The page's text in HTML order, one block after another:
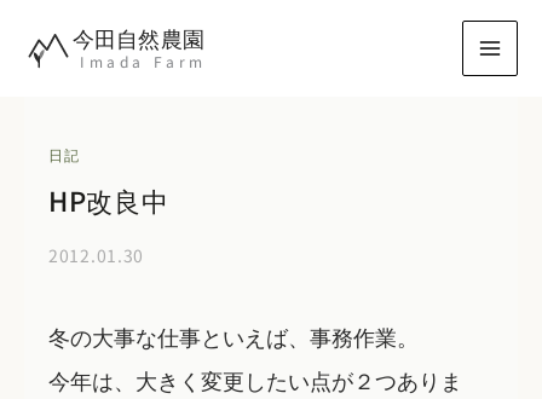
今田自然農園
Imada Farm
日記
HP改良中
2012.01.30
冬の大事な仕事といえば、事務作業。
今年は、大きく変更したい点が２つありま